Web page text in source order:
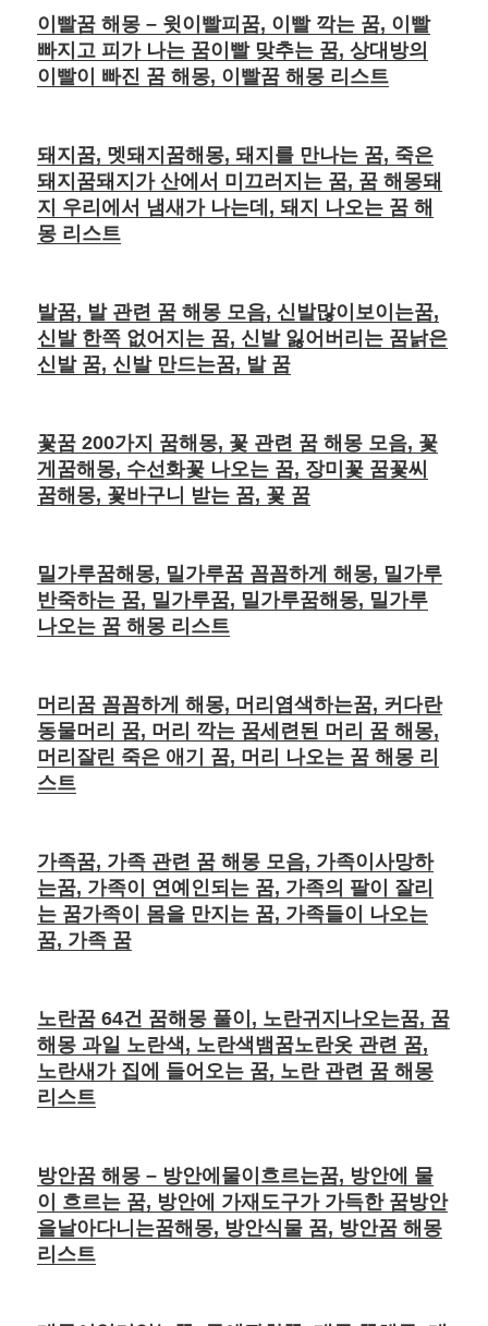
이빨꿈 해몽 – 윗이빨피꿈, 이빨 깍는 꿈, 이빨
빠지고 피가 나는 꿈이빨 맞추는 꿈, 상대방의
이빨이 빠진 꿈 해몽, 이빨꿈 해몽 리스트
돼지꿈, 멧돼지꿈해몽, 돼지를 만나는 꿈, 죽은
돼지꿈돼지가 산에서 미끄러지는 꿈, 꿈 해몽돼
지 우리에서 냄새가 나는데, 돼지 나오는 꿈 해
몽 리스트
발꿈, 발 관련 꿈 해몽 모음, 신발많이보이는꿈,
신발 한쪽 없어지는 꿈, 신발 잃어버리는 꿈낡은
신발 꿈, 신발 만드는꿈, 발 꿈
꽃꿈 200가지 꿈해몽, 꽃 관련 꿈 해몽 모음, 꽃
게꿈해몽, 수선화꽃 나오는 꿈, 장미꽃 꿈꽃씨
꿈해몽, 꽃바구니 받는 꿈, 꽃 꿈
밀가루꿈해몽, 밀가루꿈 꼼꼼하게 해몽, 밀가루
반죽하는 꿈, 밀가루꿈, 밀가루꿈해몽, 밀가루
나오는 꿈 해몽 리스트
머리꿈 꼼꼼하게 해몽, 머리염색하는꿈, 커다란
동물머리 꿈, 머리 깍는 꿈세련된 머리 꿈 해몽,
머리잘린 죽은 애기 꿈, 머리 나오는 꿈 해몽 리
스트
가족꿈, 가족 관련 꿈 해몽 모음, 가족이사망하
는꿈, 가족이 연예인되는 꿈, 가족의 팔이 잘리
는 꿈가족이 몸을 만지는 꿈, 가족들이 나오는
꿈, 가족 꿈
노란꿈 64건 꿈해몽 풀이, 노란귀지나오는꿈, 꿈
해몽 과일 노란색, 노란색뱀꿈노란옷 관련 꿈,
노란새가 집에 들어오는 꿈, 노란 관련 꿈 해몽
리스트
방안꿈 해몽 – 방안에물이흐르는꿈, 방안에 물
이 흐르는 꿈, 방안에 가재도구가 가득한 꿈방안
을날아다니는꿈해몽, 방안식물 꿈, 방안꿈 해몽
리스트